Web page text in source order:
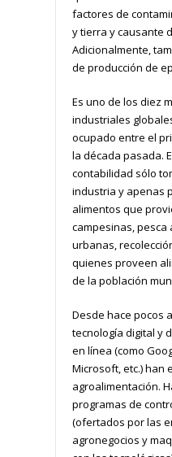
factores de
y tierra y causante
Adicionalmente,
de producción de
Es uno de los diez
industriales
ocupado entre el
la década pasada.
contabilidad sólo
industria y apenas
alimentos que
campesinas,
urbanas,
quienes proveen
de la población
Desde hace pocos
tecnología digital y
en línea (como
Microsoft, etc.) han
agroalimentación.
programas de
(ofertados por las
agronegocios y